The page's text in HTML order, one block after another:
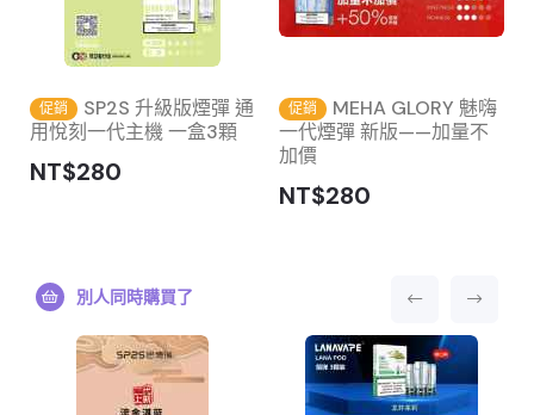
促銷
SP2S 升級版煙彈 通
用悅刻一代主機 一盒3顆
NT$280
促銷
MEHA GLORY 魅嗨
一代煙彈 新版——加量不
加價
NT$280
別人同時購買了